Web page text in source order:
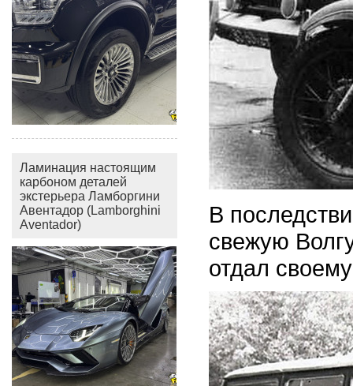
Ламинация настоящим
карбоном деталей
экстерьера Ламборгини
Авентадор (Lamborghini
Aventador)
В
свежую
отдал